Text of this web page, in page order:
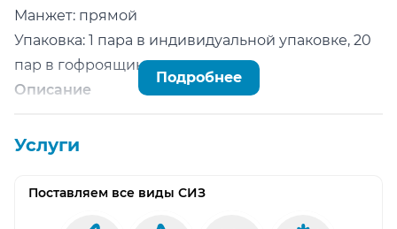
Манжет: прямой
Упаковка: 1 пара в индивидуальной упаковке, 20
пар в гофроящике
Описание
рук, гладкая поверхность. Перчатки
растворов кислот до 20 % концентрации., нефти
Подробнее
Услуги
Поставляем все виды СИЗ